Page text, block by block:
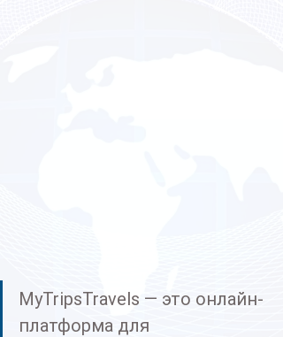
MyTripsTravels — это онлайн-
платформа для